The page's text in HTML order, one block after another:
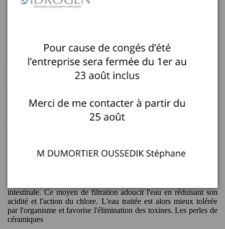
préserver les propriétés de ces micro-organismes. L'utilisation de
pathogènes mais ne rivalisent pas avec les filtre eau robinet et
encore moins avec l'osmose inverse.
Comment filtrer l’eau avec les perles de céramiques ?
l'eau de robinet. Sa présence réduit considérablement les effets
nocifs du calcaire, du chlore, de l'ammoniaque et des nitrates. Les
perles permettent donc de rééquilibrer l'eau et d'améliorer sa
contact de ces perles avec l'eau qui permet de la nettoyer. D’un
intestinale. Ce moyen de filtration adoucit l'eau en réduisant son
acidité et l'action du chlore. L'eau traitée est alors mieux tolérée
par l'organisme et favorise l'élimination des toxines. Les perles de
céramiques